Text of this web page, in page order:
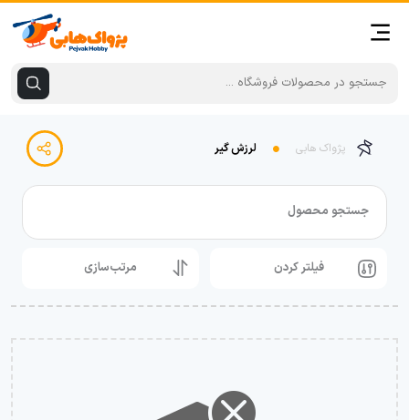
پژواک هابی لرزش گیر
جستجو محصول
فیلتر کردن مرتب‌سازی